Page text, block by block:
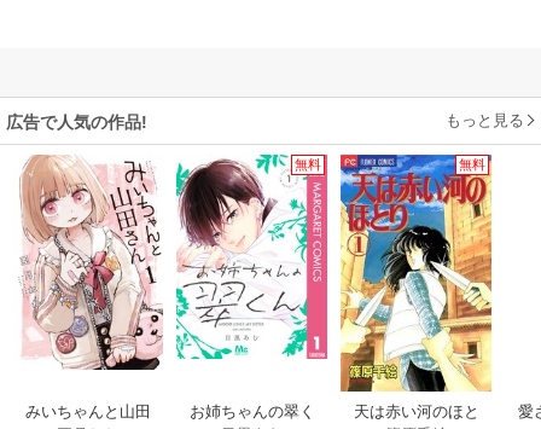
広告で人気の作品! もっと見る
みいちゃんと山田
無料
お姉ちゃんの翠く
無料
天は赤い河のほと
愛